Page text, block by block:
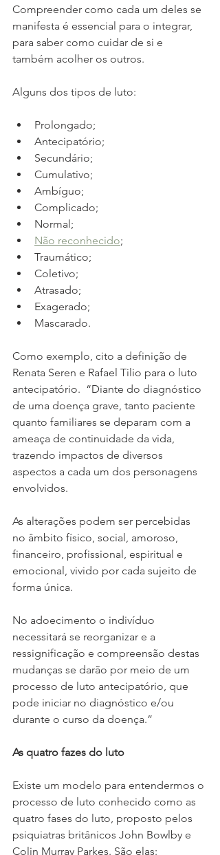
Compreender como cada um deles se
manifesta é essencial para o integrar,
para saber como cuidar de si e
também acolher os outros.
Alguns dos tipos de luto:
Prolongado;
Antecipatório;
Secundário;
Cumulativo;
Ambíguo;
Complicado;
Normal;
Não reconhecido;
Traumático;
Coletivo;
Atrasado;
Exagerado;
Mascarado.
Como exemplo, cito a definição de
Renata Seren e Rafael Tilio para o luto
antecipatório.  “Diante do diagnóstico
de uma doença grave, tanto paciente
quanto familiares se deparam com a
ameaça de continuidade da vida,
trazendo impactos de diversos
aspectos a cada um dos personagens
envolvidos.
As alterações podem ser percebidas
no âmbito físico, social, amoroso,
financeiro, profissional, espiritual e
emocional, vivido por cada sujeito de
forma única.
No adoecimento o indivíduo
necessitará se reorganizar e a
ressignificação e compreensão destas
mudanças se darão por meio de um
processo de luto antecipatório, que
pode iniciar no diagnóstico e/ou
durante o curso da doença.”
As quatro fazes do luto
Existe um modelo para entendermos o
processo de luto conhecido como as
quatro fases do luto, proposto pelos
psiquiatras britânicos John Bowlby e
Colin Murray Parkes. São elas: